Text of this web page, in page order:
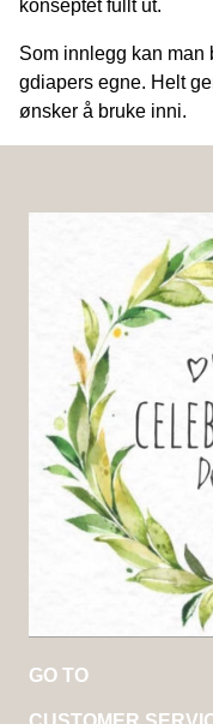
konseptet fullt ut.
Som innlegg kan man
gdiapers egne. Helt
ønsker å bruke inni.
GO TO